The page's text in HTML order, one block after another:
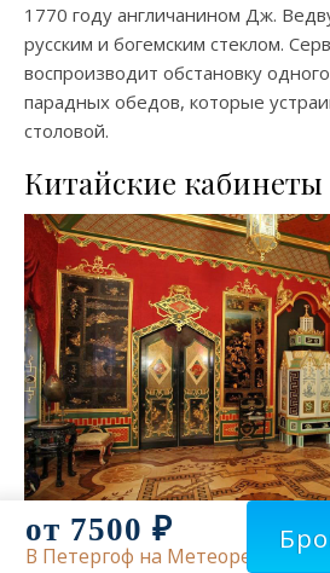
1770 году англичанином Дж.
русским и богемским стеклом.
воспроизводит обстановку
парадных обедов, которые
столовой.
Китайские кабинеты
от 7500 ₽
В Петергоф на Метеоре